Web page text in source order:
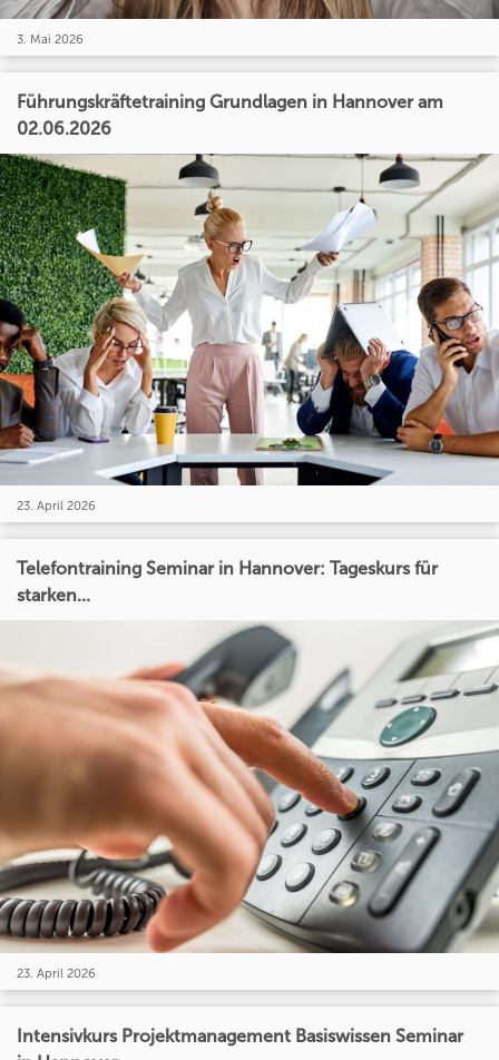
3. Mai 2026
Führungskräftetraining Grundlagen in Hannover am
02.06.2026
23. April 2026
Telefontraining Seminar in Hannover: Tageskurs für
starken...
23. April 2026
Intensivkurs Projektmanagement Basiswissen Seminar